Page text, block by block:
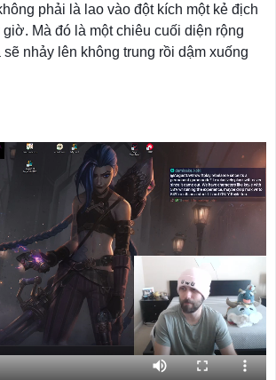
phải là lao vào đột kích một kẻ địch
Mà đó là một chiêu cuối diện rộng
nhảy lên không trung rồi dậm xuống